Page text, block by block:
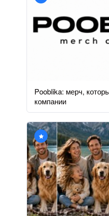
Pooblika: мерч,
компании